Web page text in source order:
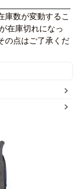
庫数が変動するこ
在庫切れになっ
の点はご了承くだ